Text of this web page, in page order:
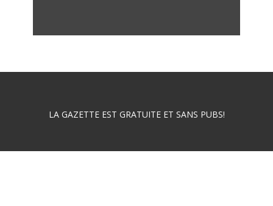
LA GAZETTE EST GRATUITE ET SANS PUBS!